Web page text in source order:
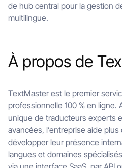
de hub central pour la gestion
multilingue.
À propos de
TextMaster est le premier
professionnelle 100 % en ligne.
unique de traducteurs experts
avancées, l’entreprise aide
développer leur présence
langues et domaines